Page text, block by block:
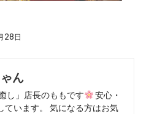
28日
ん
し」店長のももです
安心・
ています。 気になる方はお気